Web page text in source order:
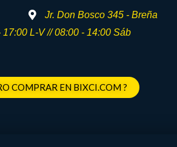
Jr. Don Bosco 345 - Breña
17:00 L-V // 08:00 - 14:00 Sáb
COMPRAR EN BIXCI.COM ?